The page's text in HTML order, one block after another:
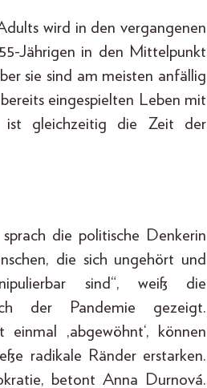
wird in den vergangenen
Jährigen in den Mittelpunkt
sie sind am meisten anfällig
eingespielten Leben mit
ist gleichzeitig die Zeit der
die politische Denkerin
die sich ungehört und
sind“, weiß die
der Pandemie gezeigt.
,abgewöhnt‘, können
radikale Ränder erstarken.
betont Anna Durnová.